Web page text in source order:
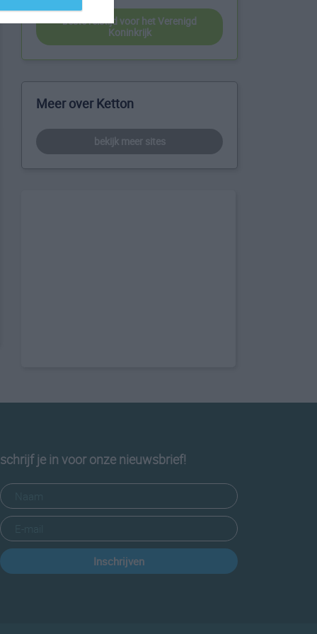
beste reistijd voor het Verenigd
Koninkrijk
Meer over Ketton
bekijk meer sites
schrijf je in voor onze nieuwsbrief!
Inschrijven